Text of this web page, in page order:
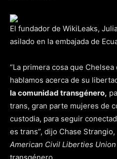
El fundador de WikiLeaks,
asilado en la embajada de
“La primera cosa que
hablamos acerca de su
la comunidad transgénero,
trans, gran parte mujeres de
custodia, para seguir
es trans”, dijo Chase
American Civil Liberties Union